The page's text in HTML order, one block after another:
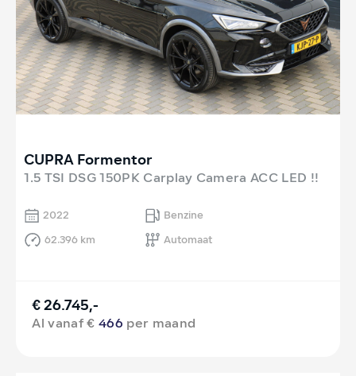
CUPRA Formentor
1.5 TSI DSG 150PK Carplay Camera ACC LED !!
2022
Benzine
62.396 km
Automaat
€ 26.745,-
Al vanaf €466 per maand